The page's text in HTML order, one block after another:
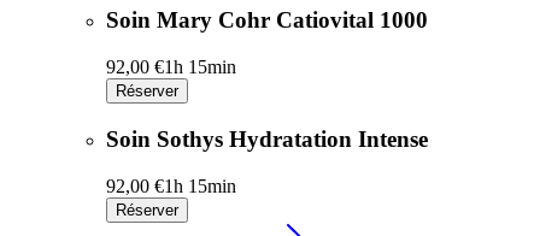
Soin Mary Cohr Catiovital 1000
92,00 €1h 15min
Réserver
Soin Sothys Hydratation Intense
92,00 €1h 15min
Réserver